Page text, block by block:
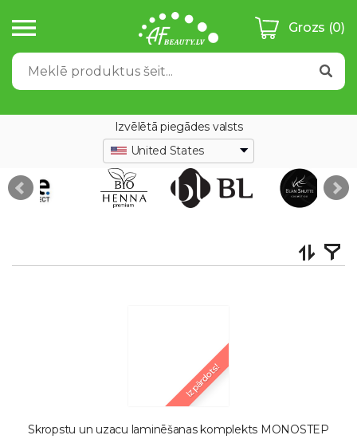
Grozs (0)
Izvēlētā piegādes valsts
United States
Izpārdots!
Skropstu un uzacu laminēšanas komplekts MONOSTEP